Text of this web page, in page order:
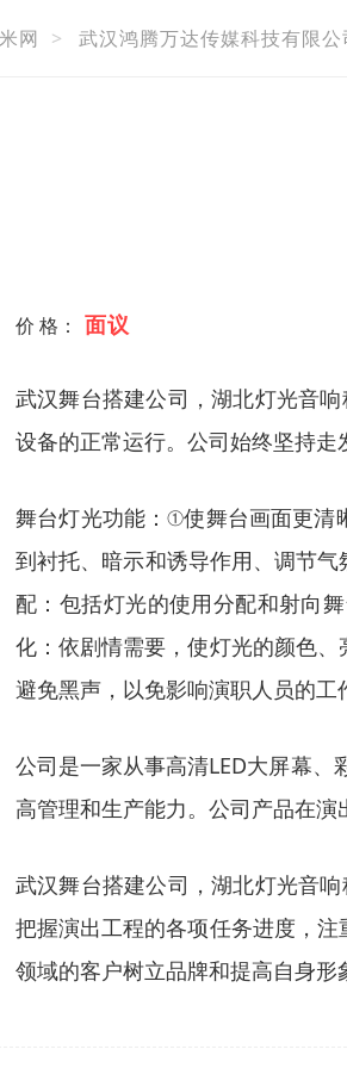
网 > 武汉鸿腾万达传媒科技有限公
价 格： 面议
武汉舞台搭建公司，湖北灯光音
设备的正常运行。公司始终坚持走
舞台灯光功能：①使舞台画面更清
到衬托、暗示和诱导作用、调节
配：包括灯光的使用分配和射向
化：依剧情需要，使灯光的颜色
避免黑声，以免影响演职人员的工
公司是一家从事高清LED大屏幕
高管理和生产能力。公司产品在演
武汉舞台搭建公司，湖北灯光音
把握演出工程的各项任务进度，
领域的客户树立品牌和提高自身形